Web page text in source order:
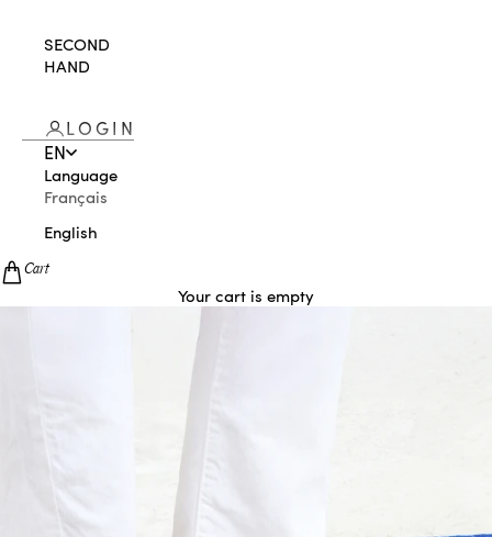
SECOND
HAND
LOGIN
EN
Language
Français
English
Cart
Your cart is empty